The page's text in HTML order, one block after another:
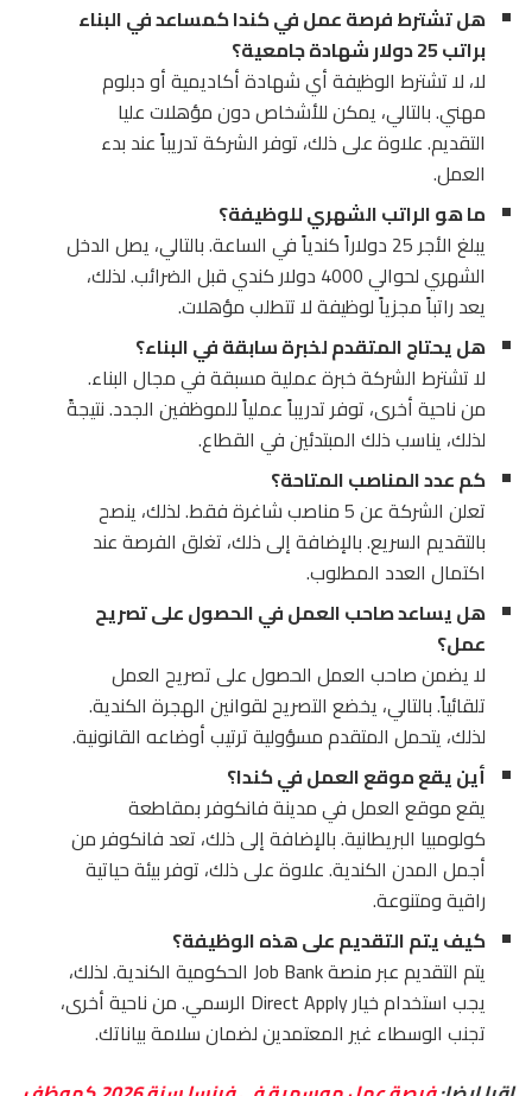
هل تشترط فرصة عمل في كندا كمساعد في البناء
براتب 25 دولار شهادة جامعية؟
لا، لا تشترط الوظيفة أي شهادة أكاديمية أو دبلوم
مهني. بالتالي، يمكن للأشخاص دون مؤهلات عليا
التقديم. علاوة على ذلك، توفر الشركة تدريباً عند بدء
العمل.
ما هو الراتب الشهري للوظيفة؟
يبلغ الأجر 25 دولاراً كندياً في الساعة. بالتالي، يصل الدخل
الشهري لحوالي 4000 دولار كندي قبل الضرائب. لذلك،
يعد راتباً مجزياً لوظيفة لا تتطلب مؤهلات.
هل يحتاج المتقدم لخبرة سابقة في البناء؟
لا تشترط الشركة خبرة عملية مسبقة في مجال البناء.
من ناحية أخرى، توفر تدريباً عملياً للموظفين الجدد. نتيجةً
لذلك، يناسب ذلك المبتدئين في القطاع.
كم عدد المناصب المتاحة؟
تعلن الشركة عن 5 مناصب شاغرة فقط. لذلك، ينصح
بالتقديم السريع. بالإضافة إلى ذلك، تغلق الفرصة عند
اكتمال العدد المطلوب.
هل يساعد صاحب العمل في الحصول على تصريح
عمل؟
لا يضمن صاحب العمل الحصول على تصريح العمل
تلقائياً. بالتالي، يخضع التصريح لقوانين الهجرة الكندية.
لذلك، يتحمل المتقدم مسؤولية ترتيب أوضاعه القانونية.
أين يقع موقع العمل في كندا؟
يقع موقع العمل في مدينة فانكوفر بمقاطعة
كولومبيا البريطانية. بالإضافة إلى ذلك، تعد فانكوفر من
أجمل المدن الكندية. علاوة على ذلك، توفر بيئة حياتية
راقية ومتنوعة.
كيف يتم التقديم على هذه الوظيفة؟
يتم التقديم عبر منصة Job Bank الحكومية الكندية. لذلك،
يجب استخدام خيار Direct Apply الرسمي. من ناحية أخرى،
تجنب الوسطاء غير المعتمدين لضمان سلامة بياناتك.